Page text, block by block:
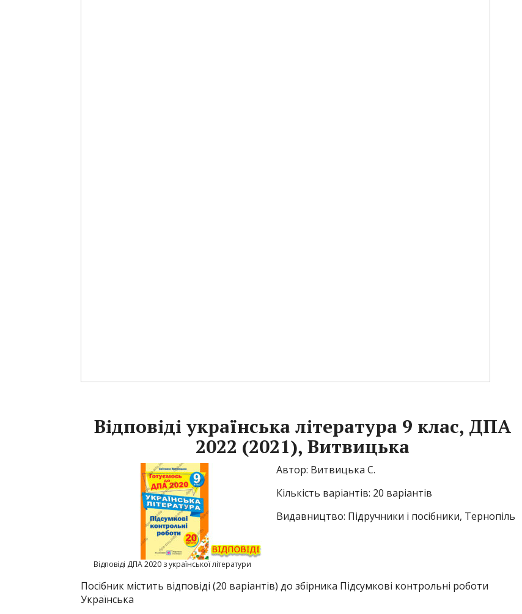
Відповіді українська література 9 клас, ДПА
2022 (2021), Витвицька
Відповіді ДПА 2020 з української літератури
Автор: Витвицька С.
Кількість варіантів: 20 варіантів
Видавництво: Підручники і посібники, Тернопіль
Посібник містить відповіді (20 варіантів) до збірника Підсумкові контрольні роботи
Українська